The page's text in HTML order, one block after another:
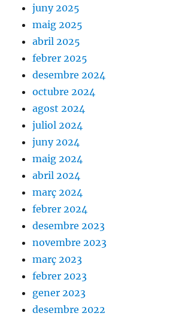
juny 2025
maig 2025
abril 2025
febrer 2025
desembre 2024
octubre 2024
agost 2024
juliol 2024
juny 2024
maig 2024
abril 2024
març 2024
febrer 2024
desembre 2023
novembre 2023
març 2023
febrer 2023
gener 2023
desembre 2022